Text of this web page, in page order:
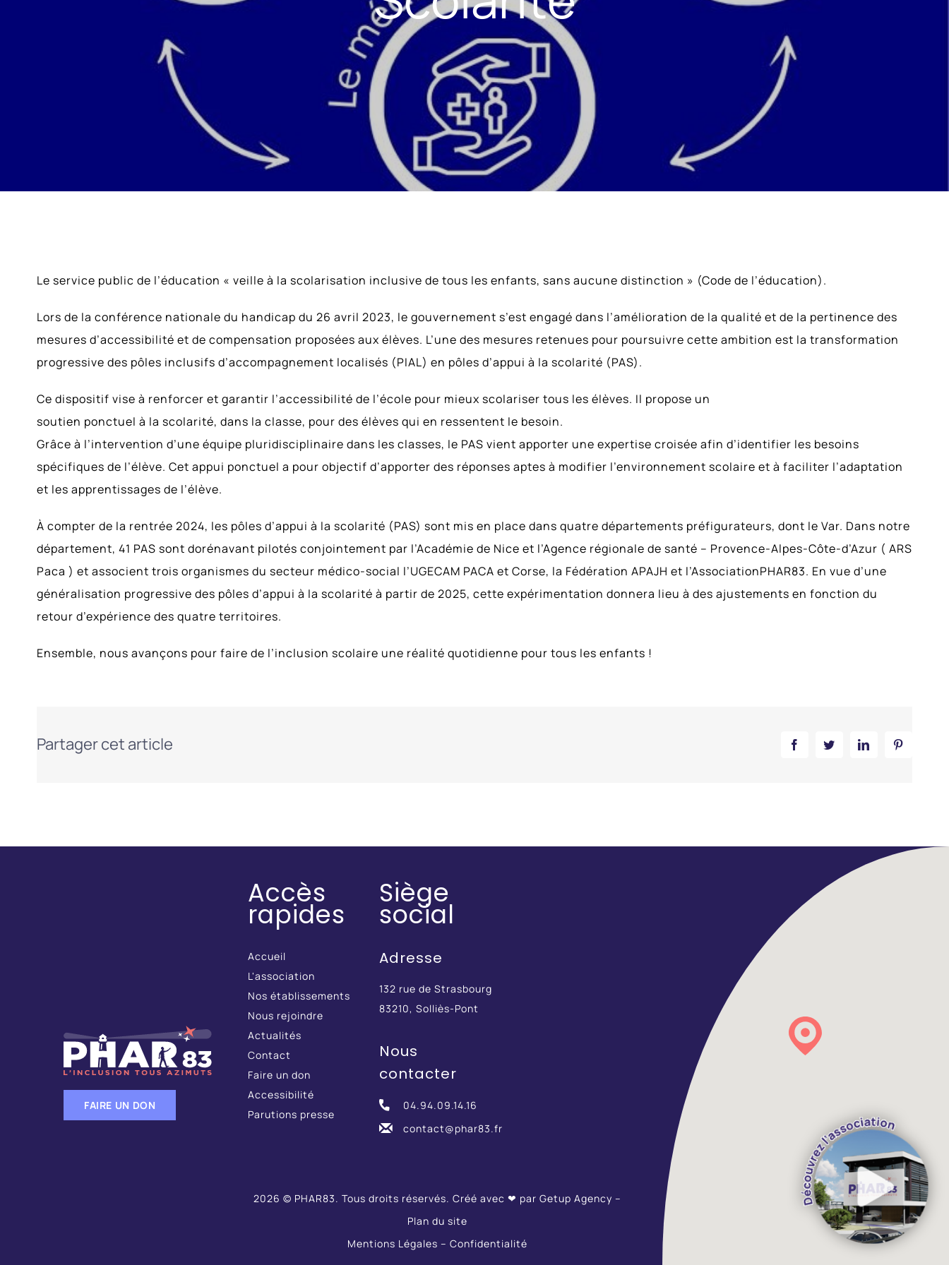
l'image
Le service public de l’éducation « veille à la scolarisation inclusive de tous les enfants, sans aucune distinction » (Code de l’éducation).
Lors de la conférence nationale du handicap du 26 avril 2023, le gouvernement s’est engagé dans l’amélioration de la qualité et de la pertinence des
mesures d’accessibilité et de compensation proposées aux élèves. L’une des mesures retenues pour poursuivre cette ambition est la transformation
progressive des pôles inclusifs d’accompagnement localisés (PIAL) en pôles d’appui à la scolarité (PAS).
Ce dispositif vise à renforcer et garantir l’accessibilité de l’école pour mieux scolariser tous les élèves. Il propose un
soutien ponctuel à la scolarité, dans la classe, pour des élèves qui en ressentent le besoin.
Grâce à l’intervention d’une équipe pluridisciplinaire dans les classes, le PAS vient apporter une expertise croisée afin d’identifier les besoins
spécifiques de l’élève. Cet appui ponctuel a pour objectif d’apporter des réponses aptes à modifier l’environnement scolaire et à faciliter l’adaptation
et les apprentissages de l’élève.
À compter de la rentrée 2024, les pôles d’appui à la scolarité (PAS) sont mis en place dans quatre départements préfigurateurs, dont le Var. Dans notre
département, 41 PAS sont dorénavant pilotés conjointement par l’Académie de Nice et l’Agence régionale de santé – Provence-Alpes-Côte-d’Azur ( ARS
Paca ) et associent trois organismes du secteur médico-social l’UGECAM PACA et Corse, la Fédération APAJH et l’AssociationPHAR83. En vue d’une
généralisation progressive des pôles d’appui à la scolarité à partir de 2025, cette expérimentation donnera lieu à des ajustements en fonction du
retour d’expérience des quatre territoires.
Ensemble, nous avançons pour faire de l’inclusion scolaire une réalité quotidienne pour tous les enfants !
Partager cet article FacebookTwitter LinkedIn
FAIRE UN DON
Accès
rapides
Accueil
L'association
Nos établissements
Nous rejoindre
Actualités
Contact
Faire un don
Accessibilité
Parutions presse
Siège
social
Adresse
132 rue de Strasbourg
83210, Solliès-Pont
Nous
contacter
04.94.09.14.16
contact@phar83.fr
2026 © PHAR83. Tous droits réservés. Créé avec ❤ par Getup Agency –
Plan du site
Mentions Légales – Confidentialité